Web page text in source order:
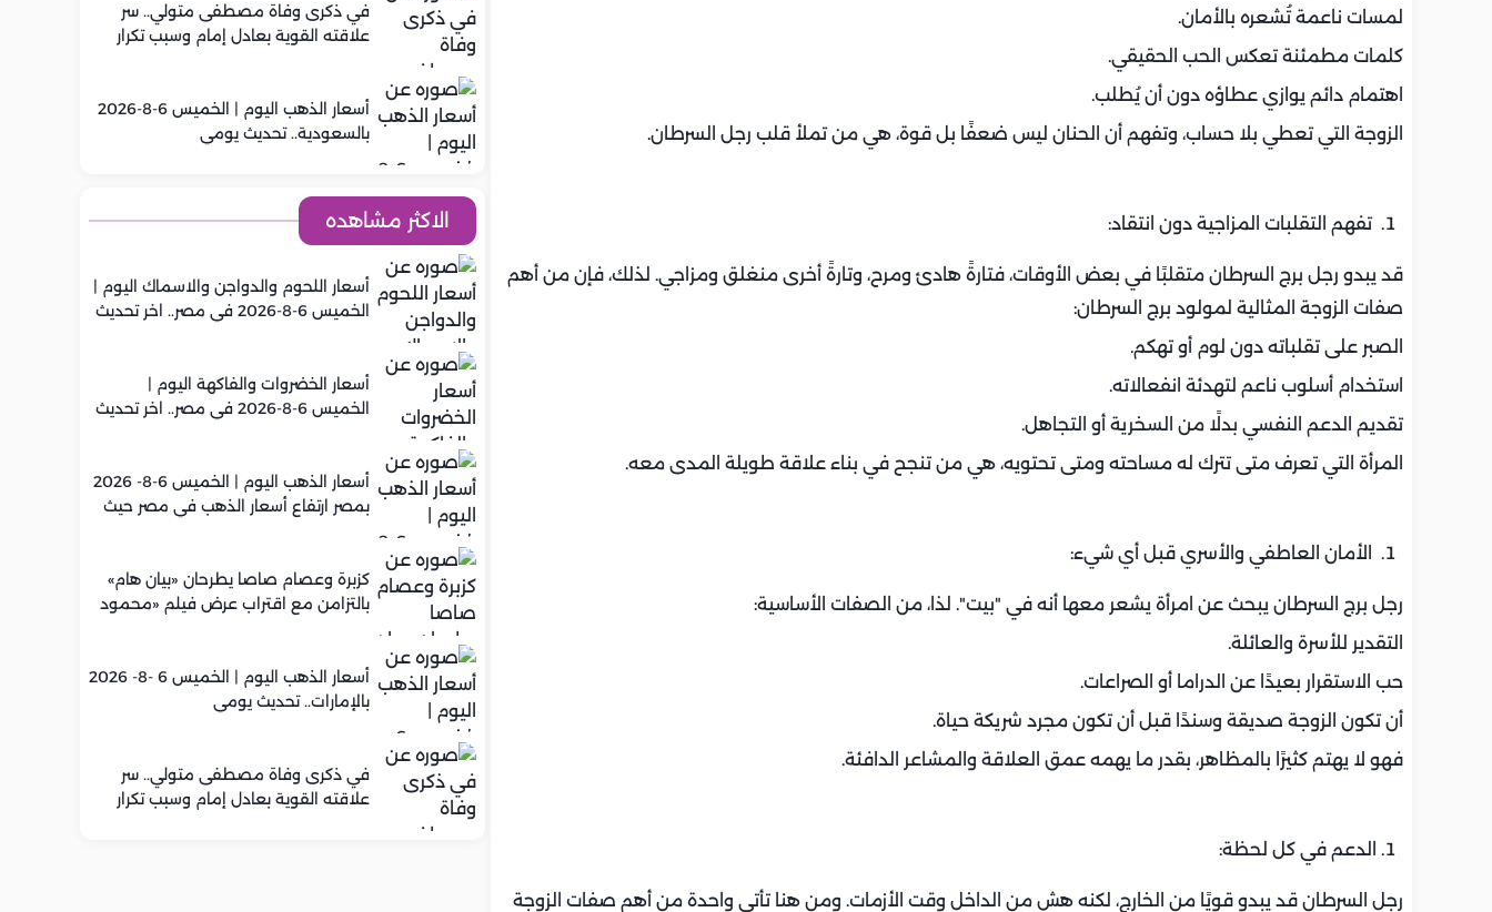
لمسات ناعمة تُشعره بالأمان.
كلمات مطمئنة تعكس الحب الحقيقي.
اهتمام دائم يوازي عطاؤه دون أن يُطلب.
الزوجة التي تعطي بلا حساب، وتفهم أن الحنان ليس ضعفًا بل قوة، هي من تملأ قلب رجل السرطان.
تفهم التقلبات المزاجية دون انتقاد:
قد يبدو رجل برج السرطان متقلبًا في بعض الأوقات، فتارةً هادئ ومرح، وتارةً أخرى منغلق ومزاجي. لذلك، فإن من أهم
صفات الزوجة المثالية لمولود برج السرطان:
الصبر على تقلباته دون لوم أو تهكم.
استخدام أسلوب ناعم لتهدئة انفعالاته.
تقديم الدعم النفسي بدلًا من السخرية أو التجاهل.
المرأة التي تعرف متى تترك له مساحته ومتى تحتويه، هي من تنجح في بناء علاقة طويلة المدى معه.
الأمان العاطفي والأسري قبل أي شيء:
رجل برج السرطان يبحث عن امرأة يشعر معها أنه في "بيت". لذا، من الصفات الأساسية:
التقدير للأسرة والعائلة.
حب الاستقرار بعيدًا عن الدراما أو الصراعات.
أن تكون الزوجة صديقة وسندًا قبل أن تكون مجرد شريكة حياة.
فهو لا يهتم كثيرًا بالمظاهر، بقدر ما يهمه عمق العلاقة والمشاعر الدافئة.
الدعم في كل لحظة:
رجل السرطان قد يبدو قويًا من الخارج، لكنه هش من الداخل وقت الأزمات. ومن هنا تأتي واحدة من أهم صفات الزوجة
في ذكرى وفاة مصطفى متولي.. سر
علاقته القوية بعادل إمام وسبب تكرار
أسعار الذهب اليوم | الخميس 6-8-2026
بالسعودية.. تحديث يومي
الاكثر مشاهده
أسعار اللحوم والدواجن والاسماك اليوم |
الخميس 6-8-2026 في مصر.. اخر تحديث
أسعار الخضروات والفاكهة اليوم |
الخميس 6-8-2026 في مصر.. اخر تحديث
أسعار الذهب اليوم | الخميس 6-8- 2026
بمصر ارتفاع أسعار الذهب في مصر حيث
كزبرة وعصام صاصا يطرحان «بيان هام»
بالتزامن مع اقتراب عرض فيلم «محمود
أسعار الذهب اليوم | الخميس 6 -8- 2026
بالإمارات.. تحديث يومي
في ذكرى وفاة مصطفى متولي.. سر
علاقته القوية بعادل إمام وسبب تكرار